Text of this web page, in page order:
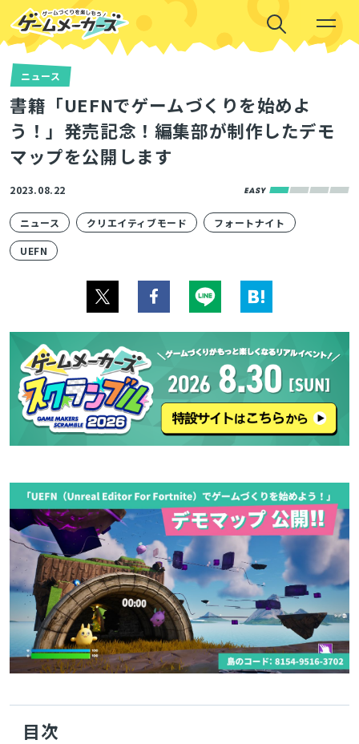
ニュース
書籍「UEFNでゲームづくりを始めよ
う！」発売記念！編集部が制作したデモ
マップを公開します
2023.08.22
ニュース クリエイティブモード フォートナイト
UEFN
目次